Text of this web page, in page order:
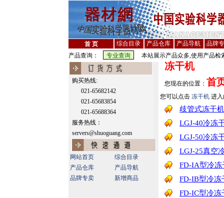
首 页 综合目录 产品仓库 产品导航
品牌
产品查询：
本站展示产品众多,使用产品检
购买热线:
021-65682142
021-65683854
021-65688364
服务热线：
servers@shuoguang.com
网站首页
综合目录
产品仓库
产品导航
品牌专卖
新增商品
冻干机
您现在的位置： 首
您可以点击 冻干机 进
歧管式冻干机
LGJ-40冷冻
LGJ-50冷冻
LGJ-25真空
FD-IA型冷冻
FD-IB型冷冻
FD-IC型冷冻